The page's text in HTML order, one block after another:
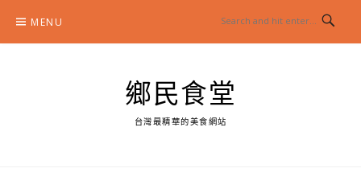
content
MENU
鄉民食堂
台灣最精華的美食網站